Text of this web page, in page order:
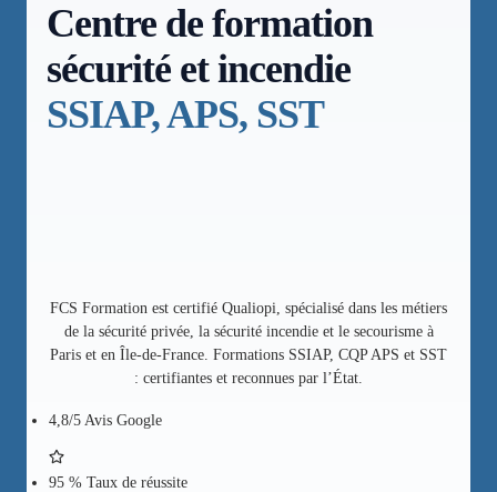
Centre de formation
sécurité et incendie
SSIAP, APS, SST
FCS Formation est certifié Qualiopi, spécialisé dans les métiers
de la sécurité privée, la sécurité incendie et le secourisme à
Paris et en Île-de-France. Formations SSIAP, CQP APS et SST
: certifiantes et reconnues par l’État.
4,8/5 Avis Google
95 % Taux de réussite